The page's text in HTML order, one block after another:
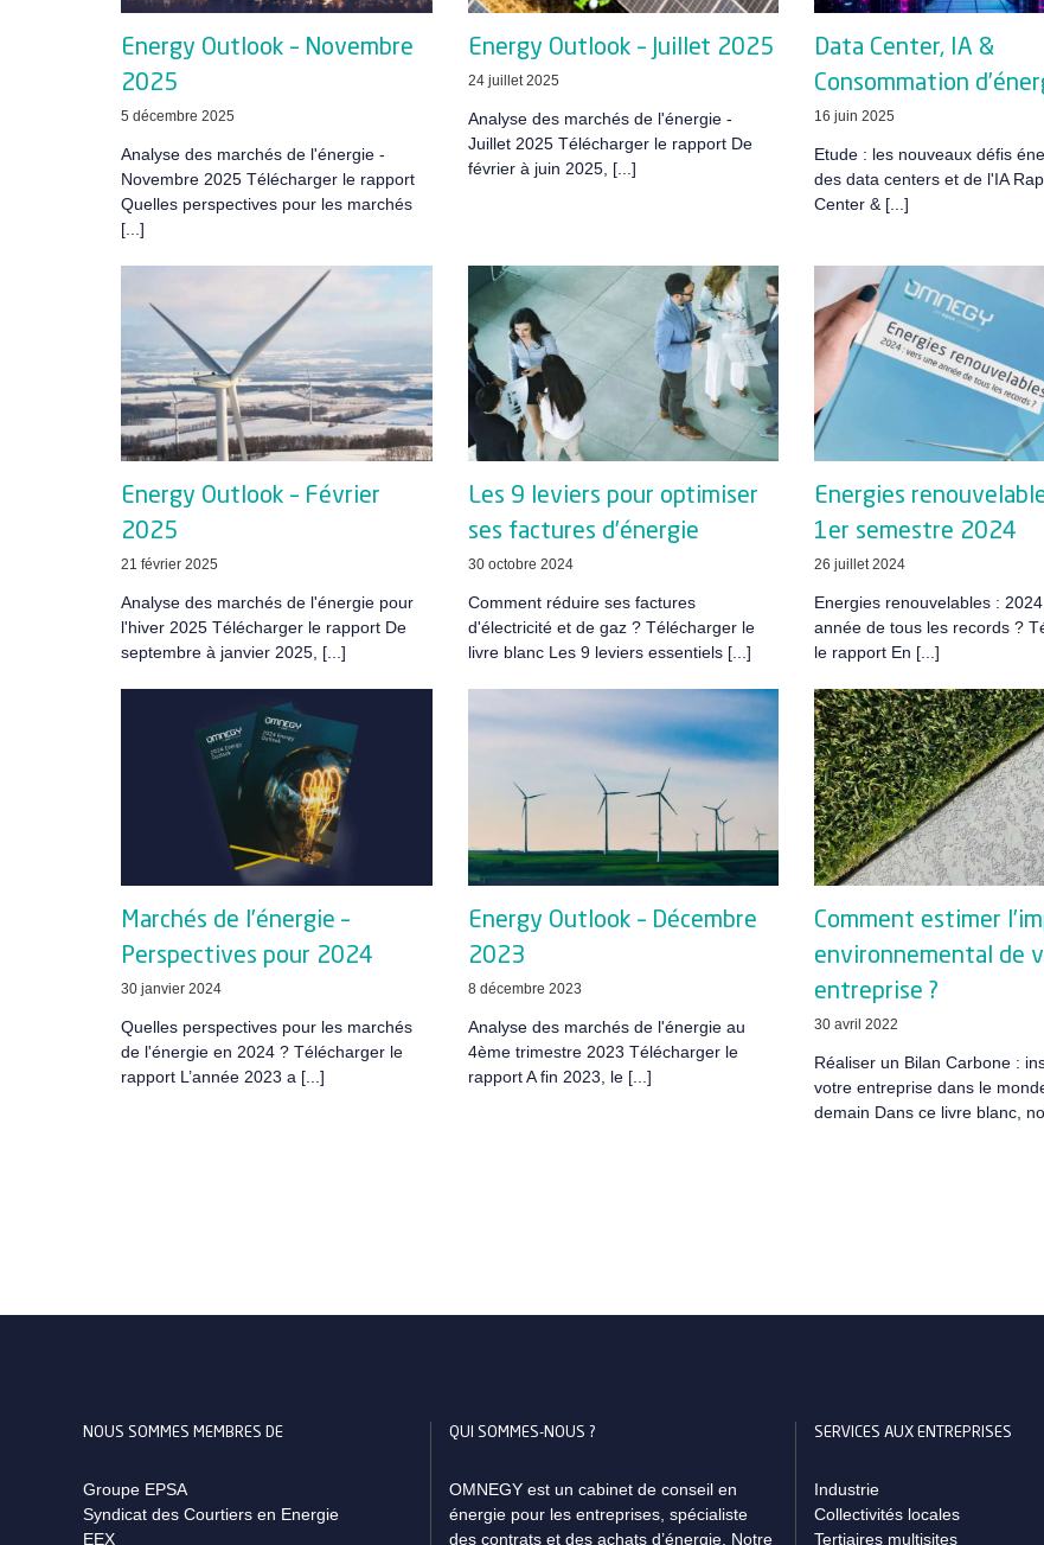
Energy Outlook – Novembre
2025
5 décembre 2025
Analyse des marchés de l'énergie -
Novembre 2025 Télécharger le rapport
Quelles perspectives pour les marchés
[...]
Energy Outlook – Juillet 2025
24 juillet 2025
Analyse des marchés de l'énergie -
Juillet 2025 Télécharger le rapport De
février à juin 2025, [...]
Data Center, IA &
Consommation
16 juin 2025
Etude : les nouveaux défis
des data centers et de l'IA
Center & [...]
Energy Outlook – Février
2025
21 février 2025
Analyse des marchés de l'énergie pour
l'hiver 2025 Télécharger le rapport De
septembre à janvier 2025, [...]
Les 9 leviers pour optimiser
ses factures d’énergie
30 octobre 2024
Comment réduire ses factures
d'électricité et de gaz ? Télécharger le
livre blanc Les 9 leviers essentiels [...]
Energies
1er semestre 2024
26 juillet 2024
Energies renouvelables :
année de tous les records ?
le rapport En [...]
Marchés de l’énergie –
Perspectives pour 2024
30 janvier 2024
Quelles perspectives pour les marchés
de l'énergie en 2024 ? Télécharger le
rapport L’année 2023 a [...]
Energy Outlook – Décembre
2023
8 décembre 2023
Analyse des marchés de l'énergie au
4ème trimestre 2023 Télécharger le
rapport A fin 2023, le [...]
Comment estimer
environnemental de
entreprise ?
30 avril 2022
Réaliser un Bilan Carbone :
votre entreprise dans le
demain Dans ce livre blanc,
NOUS SOMMES MEMBRES DE
Groupe EPSA
Syndicat des Courtiers en Energie
EEX
QUI SOMMES-NOUS ?
OMNEGY est un cabinet de conseil en
énergie pour les entreprises, spécialiste
des contrats et des achats d’énergie. Notre
SERVICES AUX ENTREPRISES
Industrie
Collectivités locales
Tertiaires multisites